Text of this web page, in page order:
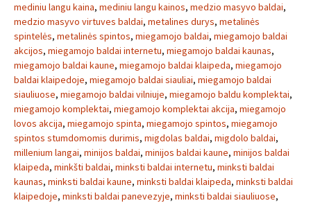
mediniu langu kaina, mediniu langu kainos, medzio masyvo baldai,
medzio masyvo virtuves baldai, metalines durys, metalinės
spintelės, metalinės spintos, miegamojo baldai, miegamojo baldai
akcijos, miegamojo baldai internetu, miegamojo baldai kaunas,
miegamojo baldai kaune, miegamojo baldai klaipeda, miegamojo
baldai klaipedoje, miegamojo baldai siauliai, miegamojo baldai
siauliuose, miegamojo baldai vilniuje, miegamojo baldu komplektai,
miegamojo komplektai, miegamojo komplektai akcija, miegamojo
lovos akcija, miegamojo spinta, miegamojo spintos, miegamojo
spintos stumdomomis durimis, migdolas baldai, migdolo baldai,
millenium langai, minijos baldai, minijos baldai kaune, minijos baldai
klaipeda, minkšti baldai, minksti baldai internetu, minksti baldai
kaunas, minksti baldai kaune, minksti baldai klaipeda, minksti baldai
klaipedoje, minksti baldai panevezyje, minksti baldai siauliuose,